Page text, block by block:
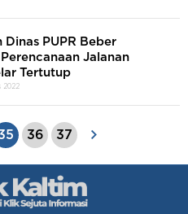
PUPR Beber
Jalanan
Tertutup
2022
36 37